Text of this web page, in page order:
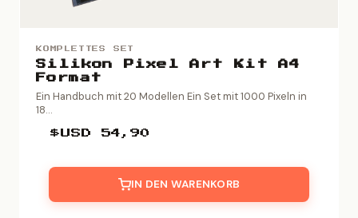
KOMPLETTES SET
Silikon Pixel Art Kit A4
Format
Ein Handbuch mit 20 Modellen Ein Set mit 1000 Pixeln in
18...
$USD54,90
IN DEN WARENKORB